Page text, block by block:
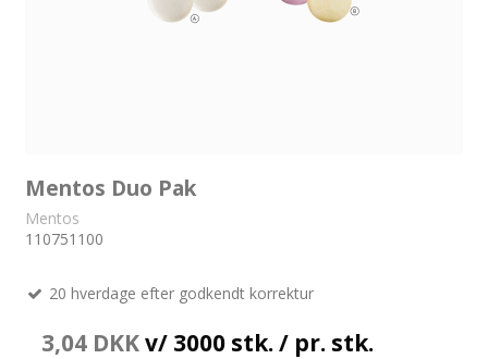
Mentos Duo Pak
Mentos
110751100
20 hverdage efter godkendt korrektur
3,04 DKKv/ 3000 stk. / pr. stk.